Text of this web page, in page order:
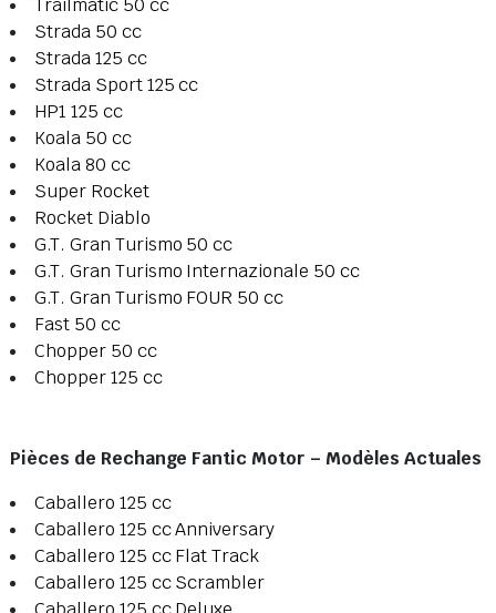
Trailmatic 50 cc
Strada 50 cc
Strada 125 cc
Strada Sport 125 cc
HP1 125 cc
Koala 50 cc
Koala 80 cc
Super Rocket
Rocket Diablo
G.T. Gran Turismo 50 cc
G.T. Gran Turismo Internazionale 50 cc
G.T. Gran Turismo FOUR 50 cc
Fast 50 cc
Chopper 50 cc
Chopper 125 cc
Pièces de Rechange Fantic Motor – Modèles Actuales
Caballero 125 cc
Caballero 125 cc Anniversary
Caballero 125 cc Flat Track
Caballero 125 cc Scrambler